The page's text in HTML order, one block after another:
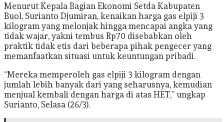
Menurut Kepala Bagian Ekonomi Setda Kabupaten
Buol, Surianto Djumiran, kenaikan harga gas elpiji 3
kilogram yang melonjak hingga mencapai angka yang
tidak wajar, yakni tembus Rp70 disebabkan oleh
praktik tidak etis dari beberapa pihak pengecer yang
memanfaatkan situasi untuk keuntungan pribadi.
“Mereka memperoleh gas elpiji 3 kilogram dengan
jumlah lebih banyak dari yang seharusnya, kemudian
menjual kembali dengan harga di atas HET,” ungkap
Surianto, Selasa (26/3).